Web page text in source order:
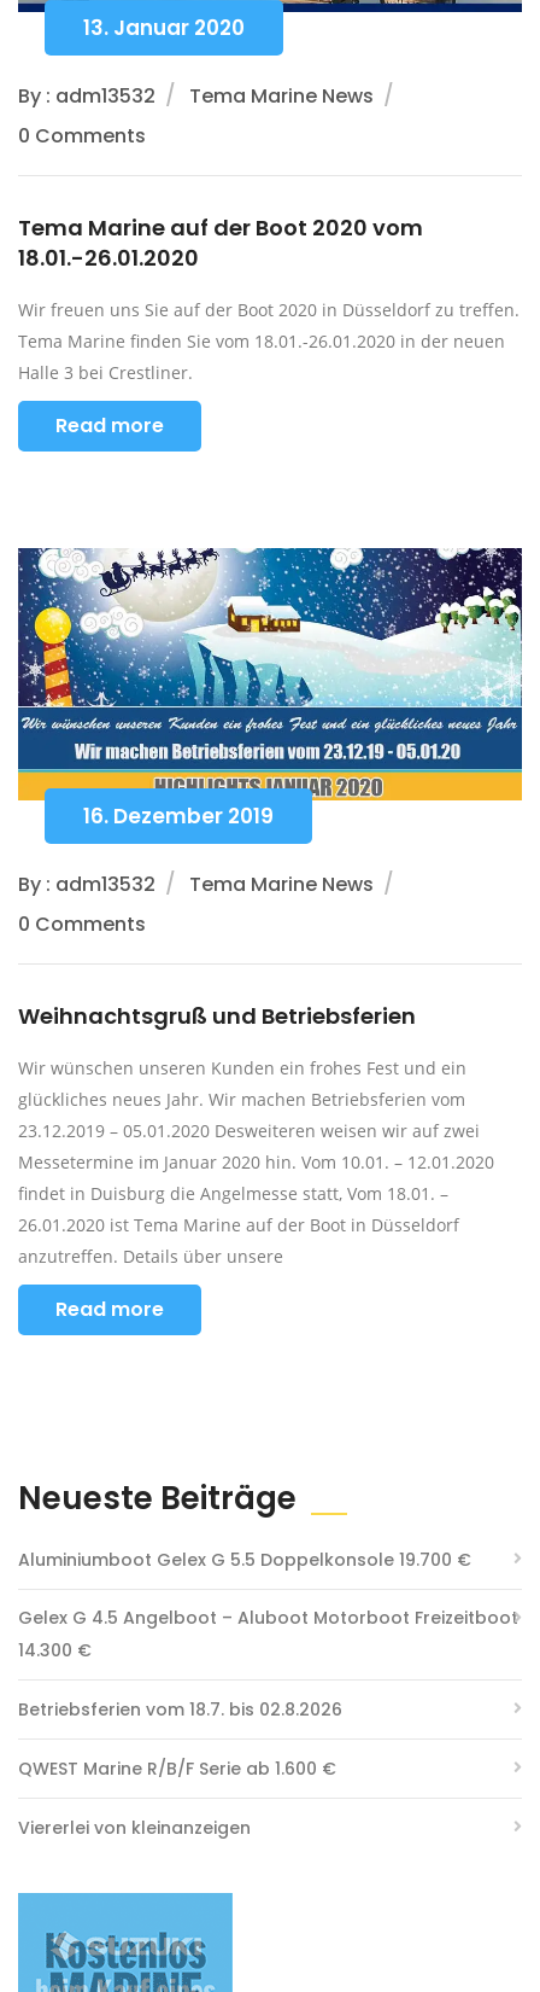
13. Januar 2020
By : adm13532
Tema Marine News
0 Comments
Tema Marine auf der Boot 2020 vom
18.01.-26.01.2020
Wir freuen uns Sie auf der Boot 2020 in Düsseldorf zu treffen.
Tema Marine finden Sie vom 18.01.-26.01.2020 in der neuen
Halle 3 bei Crestliner.
Read more
16. Dezember 2019
By : adm13532
Tema Marine News
0 Comments
Weihnachtsgruß und Betriebsferien
Wir wünschen unseren Kunden ein frohes Fest und ein
glückliches neues Jahr. Wir machen Betriebsferien vom
23.12.2019 – 05.01.2020 Desweiteren weisen wir auf zwei
Messetermine im Januar 2020 hin. Vom 10.01. – 12.01.2020
findet in Duisburg die Angelmesse statt, Vom 18.01. –
26.01.2020 ist Tema Marine auf der Boot in Düsseldorf
anzutreffen. Details über unsere
Read more
Neueste Beiträge
Aluminiumboot Gelex G 5.5 Doppelkonsole 19.700 €
Gelex G 4.5 Angelboot – Aluboot Motorboot Freizeitboot
14.300 €
Betriebsferien vom 18.7. bis 02.8.2026
QWEST Marine R/B/F Serie ab 1.600 €
Viererlei von kleinanzeigen